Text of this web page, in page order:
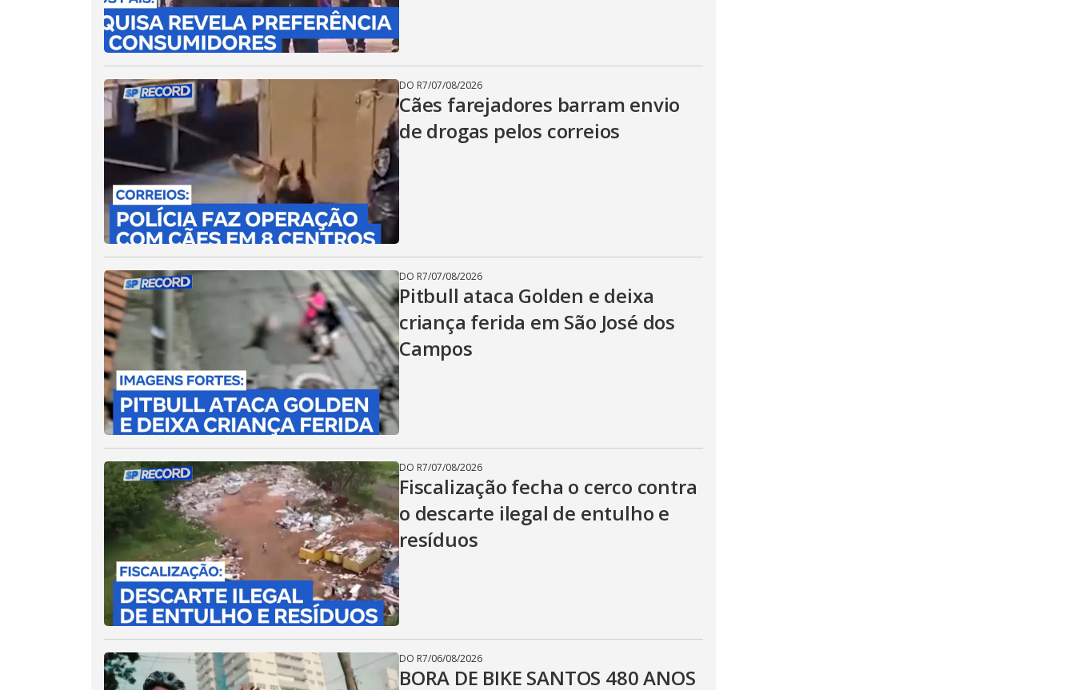
DO R7/07/08/2026
Cães farejadores barram envio
de drogas pelos correios
DO R7/07/08/2026
Pitbull ataca Golden e deixa
criança ferida em São José dos
Campos
DO R7/07/08/2026
Fiscalização fecha o cerco contra
o descarte ilegal de entulho e
resíduos
DO R7/06/08/2026
BORA DE BIKE SANTOS 480 ANOS